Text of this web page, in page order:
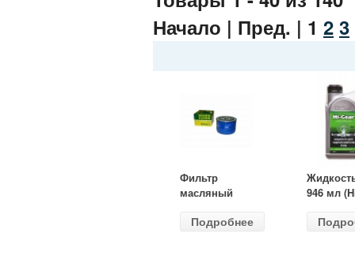
Начало | Пред. | 1 2 3
Фильтр
масляный
(MANN) W
Подробнее
946 мл